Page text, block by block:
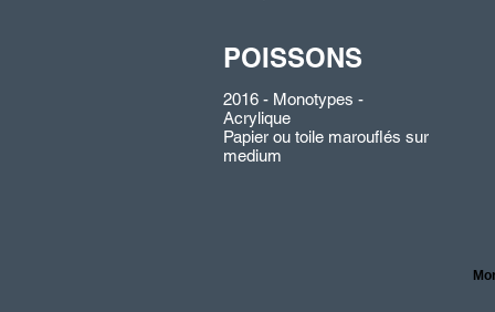
POISSONS
2016 - Monotypes -
Acrylique
Papier ou toile marouflés sur
medium